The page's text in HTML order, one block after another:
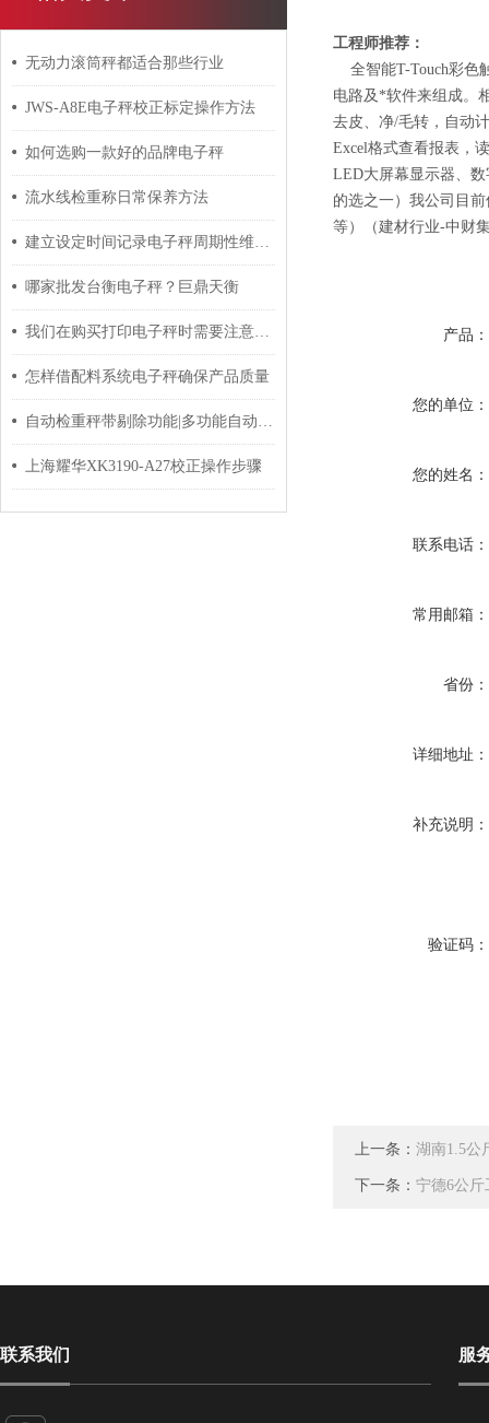
无动力滚筒秤都适合那些行业
JWS-A8E电子秤校正标定操作方法
如何选购一款好的品牌电子秤
流水线检重称日常保养方法
建立设定时间记录电子秤周期性维护机制的重要性分享
哪家批发台衡电子秤？巨鼎天衡
我们在购买打印电子秤时需要注意哪些问题
怎样借配料系统电子秤确保产品质量
自动检重秤带剔除功能|多功能自动重检机优势
上海耀华XK3190-A27校正操作步骤
工程师推荐：
全智能T-Touch彩色
电路及*软件来组成。
去皮、净/毛转，自动
Excel格式查看报表，
LED大屏幕显示器、
的选之一）我公司目
等）（建材行业-中财
产品：
您的单位：
您的姓名：
联系电话：
常用邮箱：
省份：
详细地址：
补充说明：
验证码：
上一条： 湖南1.5公
下一条： 宁德6公斤
联系我们 服